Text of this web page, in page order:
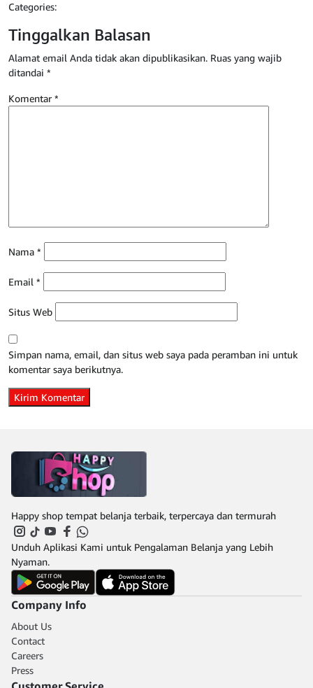
Categories:
Tinggalkan Balasan
Alamat email Anda tidak akan dipublikasikan. Ruas yang wajib
ditandai *
Komentar *
Nama *
Email *
Situs Web
Simpan nama, email, dan situs web saya pada peramban ini untuk
komentar saya berikutnya.
Happy shop tempat belanja terbaik, terpercaya dan termurah
Unduh Aplikasi Kami untuk Pengalaman Belanja yang Lebih
Nyaman.
Company Info
About Us
Contact
Careers
Press